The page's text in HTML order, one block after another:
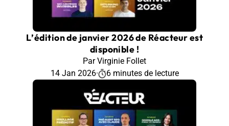
L’édition de janvier 2026 de Réacteur est
disponible !
Par Virginie Follet
14 Jan 2026· 6 minutes de lecture